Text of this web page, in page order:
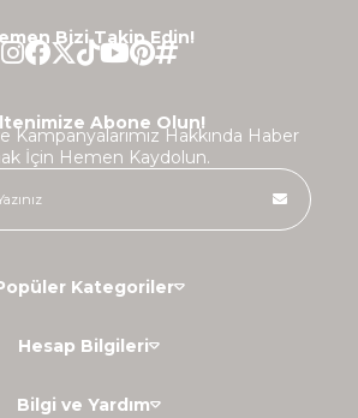
Bizi Takip Edin!
Abone Olun!
Kampanyalarımız Hakkında Haber
İçin Hemen Kaydolun.
Kategoriler
Hesap Bilgileri
Bilgi ve Yardım